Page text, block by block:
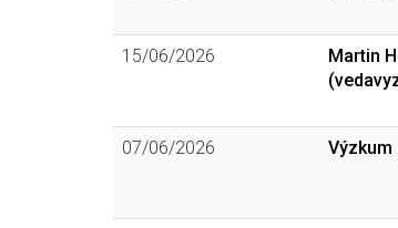
15/06/2026
Martin
07/06/2026 Výzkum